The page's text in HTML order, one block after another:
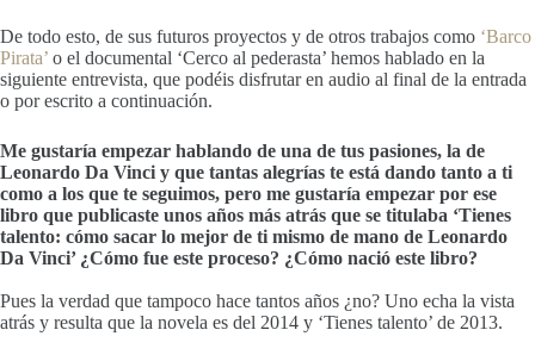
De todo esto, de sus futuros proyectos y de otros trabajos como ‘Barco
Pirata’ o el documental ‘Cerco al pederasta’ hemos hablado en la
siguiente entrevista, que podéis disfrutar en audio al final de la entrada
o por escrito a continuación.
Me gustaría empezar hablando de una de tus pasiones, la de
Leonardo Da Vinci y que tantas alegrías te está dando tanto a ti
como a los que te seguimos, pero me gustaría empezar por ese
libro que publicaste unos años más atrás que se titulaba ‘Tienes
talento: cómo sacar lo mejor de ti mismo de mano de Leonardo
Da Vinci’ ¿Cómo fue este proceso? ¿Cómo nació este libro?
Pues la verdad que tampoco hace tantos años ¿no? Uno echa la vista
atrás y resulta que la novela es del 2014 y ‘Tienes talento’ de 2013.